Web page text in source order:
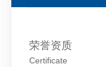
荣誉资质
Certificate